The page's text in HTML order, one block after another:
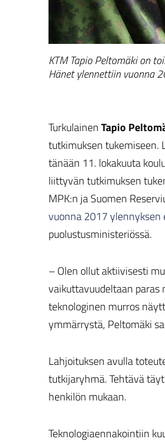
KTM Tapio Peltomäki on
Hänet ylennettiin vuonna
TurkulainenTapio
tutkimuksen tukemiseen.
tänään 11. lokakuuta
liittyvän tutkimuksen
MPK:n ja Suomen
vuonna 2017
puolustusministeriössä.
– Olen ollut aktiivisesti
vaikuttavuudeltaan paras
teknologinen murros
ymmärrystä, Peltomäki
Lahjoituksen avulla
tutkijaryhmä. Tehtävä
henkilön mukaan.
Teknologiaennakointiin